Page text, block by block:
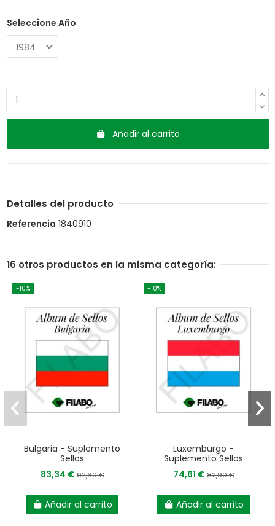
Seleccione Año
Añadir al carrito
Detalles del producto
Referencia 1840910
16 otros productos en la misma categoría:
-10%
Bulgaria - Suplemento
Sellos
83,34 €92,60 €
Añadir al carrito
-10%
Luxemburgo -
Suplemento Sellos
74,61 €82,90 €
Añadir al carrito